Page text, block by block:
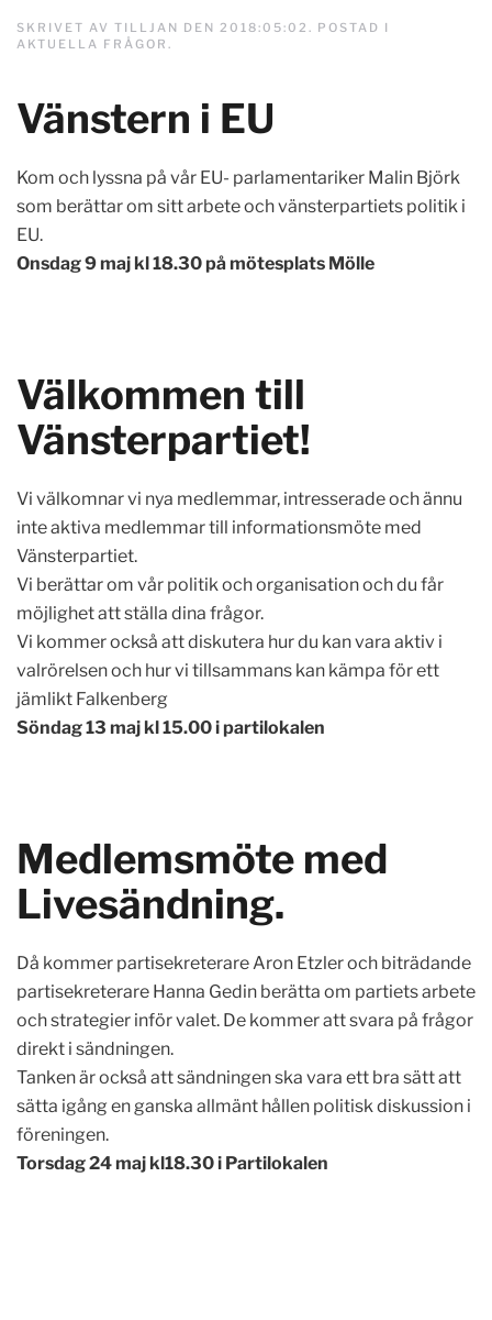
SKRIVET AV TILLJAN DEN 2018:05:02 . POSTAD I
AKTUELLA FRÅGOR .
Vänstern i EU
Kom och lyssna på vår EU- parlamentariker Malin Björk
som berättar om sitt arbete och vänsterpartiets politik i
EU.
Onsdag 9 maj kl 18.30 på mötesplats Mölle
Välkommen till
Vänsterpartiet!
Vi välkomnar vi nya medlemmar, intresserade och ännu
inte aktiva medlemmar till informationsmöte med
Vänsterpartiet.
Vi berättar om vår politik och organisation och du får
möjlighet att ställa dina frågor.
Vi kommer också att diskutera hur du kan vara aktiv i
valrörelsen och hur vi tillsammans kan kämpa för ett
jämlikt Falkenberg
Söndag 13 maj kl 15.00 i partilokalen
Medlemsmöte med
Livesändning.
Då kommer partisekreterare Aron Etzler och biträdande
partisekreterare Hanna Gedin berätta om partiets arbete
och strategier inför valet. De kommer att svara på frågor
direkt i sändningen.
Tanken är också att sändningen ska vara ett bra sätt att
sätta igång en ganska allmänt hållen politisk diskussion i
föreningen.
Torsdag 24 maj kl18.30 i Partilokalen